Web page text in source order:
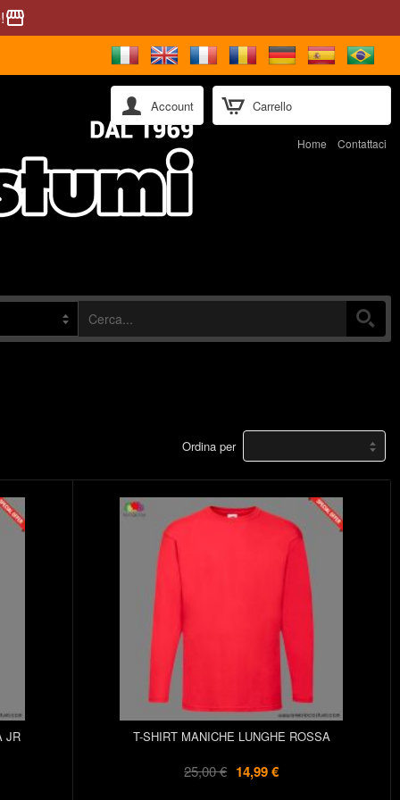
storefront
Carrello
Account
Home Contattaci
Ordina per
JR T-SHIRT MANICHE LUNGHE ROSSA
25,00 € 14,99 €